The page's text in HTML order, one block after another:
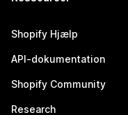
Shopify Hjælp
API-dokumentation
Shopify Community
Research